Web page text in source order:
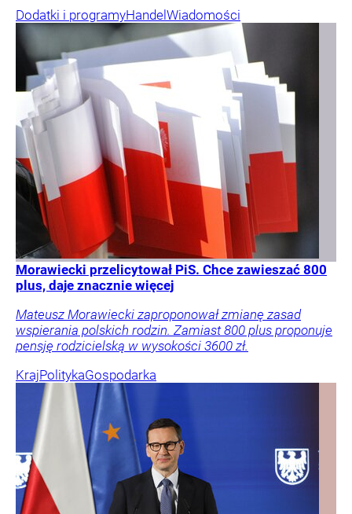
Dodatki i programyHandel Wiadomości
Morawiecki przelicytował PiS. Chce zawieszać 800
plus, daje znacznie więcej
Mateusz Morawiecki zaproponował zmianę zasad
wspierania polskich rodzin. Zamiast 800 plus proponuje
pensję rodzicielską w wysokości 3600 zł.
KrajPolitykaGospodarka